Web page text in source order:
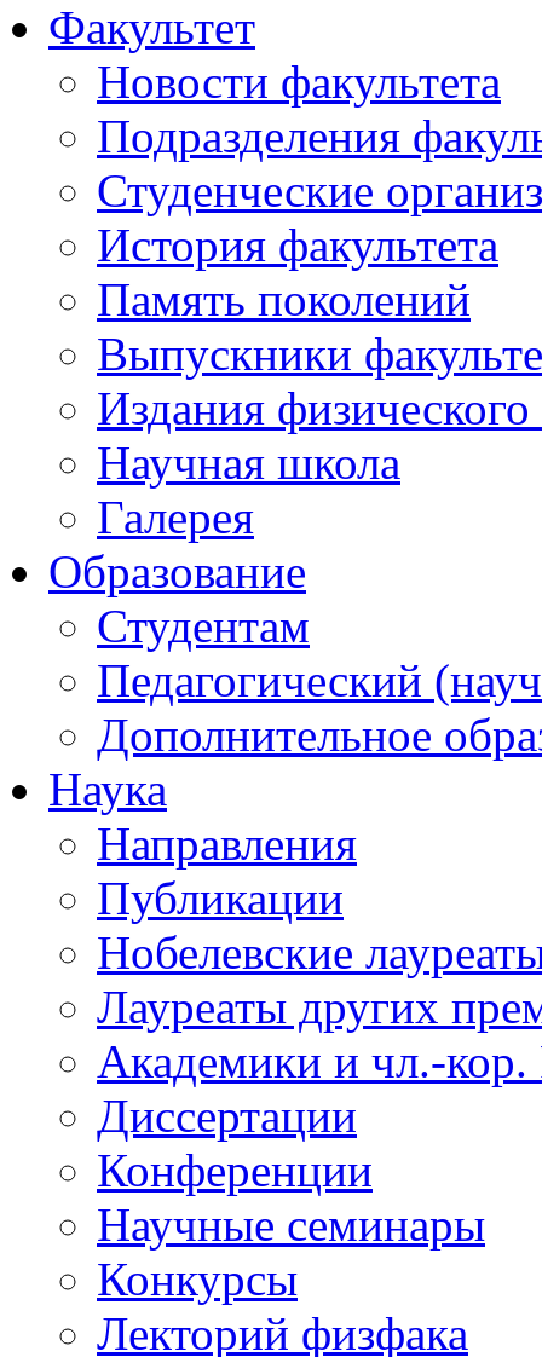
Факультет
Новости факультета
Подразделения
Студенческие
История факультета
Память поколений
Выпускники
Издания физического
Научная школа
Галерея
Образование
Студентам
Педагогический
Дополнительное
Наука
Направления
Публикации
Нобелевские
Лауреаты других
Академики и чл.-
Диссертации
Конференции
Научные семинары
Конкурсы
Лекторий физфака